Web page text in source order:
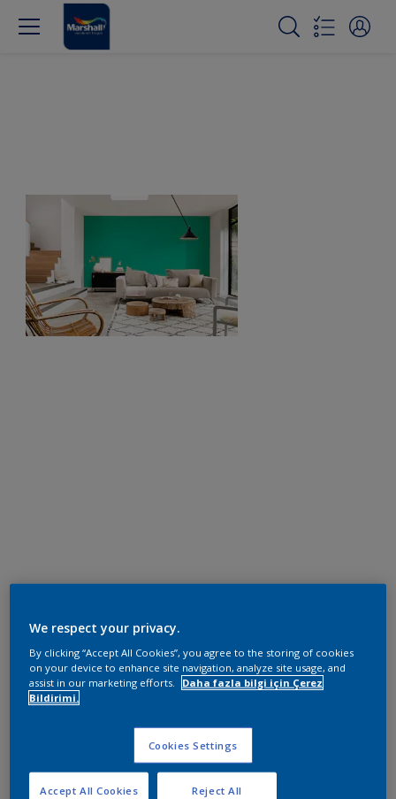
We respect your privacy.
By clicking “Accept All Cookies”, you agree to the storing of cookies
on your device to enhance site navigation, analyze site usage, and
assist in our marketing efforts.
Daha fazla bilgi için Çerez
Bildirimi.
Cookies Settings
Reject All
Accept All Cookies